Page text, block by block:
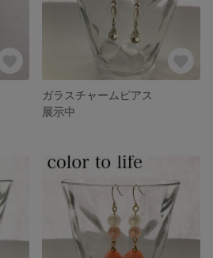
ガラスチャームピアス
展示中